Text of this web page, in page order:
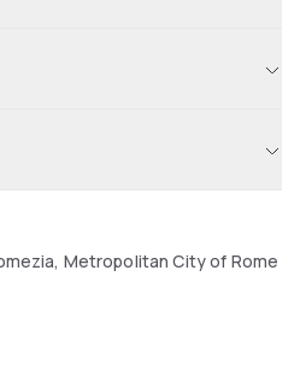
Metropolitan City of Rome